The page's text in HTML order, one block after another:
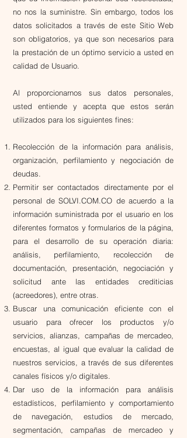
no nos la suministre. Sin embargo, todos los
datos solicitados a través de este Sitio Web
son obligatorios, ya que son necesarios para
la prestación de un óptimo servicio a usted en
calidad de Usuario.
Al proporcionarnos sus datos personales,
usted entiende y acepta que estos serán
utilizados para los siguientes fines:
Recolección de la información para análisis,
organización, perfilamiento y negociación de
deudas.
​Permitir ser contactados directamente por el
personal de SOLVI.COM.CO de acuerdo a la
información suministrada por el usuario en los
diferentes formatos y formularios de la página,
para el desarrollo de su operación diaria:
análisis, perfilamiento, recolección de
documentación, presentación, negociación y
solicitud ante las entidades crediticias
(acreedores), entre otras.
​Buscar una comunicación eficiente con el
usuario para ofrecer los productos y/o
servicios, alianzas, campañas de mercadeo,
encuestas, al igual que evaluar la calidad de
nuestros servicios, a través de sus diferentes
canales físicos y/o digitales.
​Dar uso de la información para análisis
estadísticos, perfilamiento y comportamiento
de navegación, estudios de mercado,
segmentación, campañas de mercadeo y